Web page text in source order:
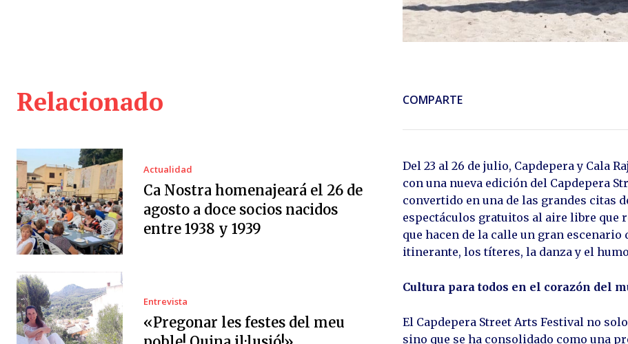
Relacionado
Actualidad
Ca Nostra homenajeará el 26 de
agosto a doce socios nacidos
entre 1938 y 1939
Entrevista
«Pregonar les festes del meu
COMPARTE
Del 23 al 26 de julio, Capdepera y Cala
con una nueva edición del Capdepera
convertido en una de las grandes citas
espectáculos gratuitos al aire libre que
que hacen de la calle un gran
itinerante, los títeres, la danza y el
Cultura para todos en el corazón del
El Capdepera Street Arts Festival no
sino que se ha consolidado como una